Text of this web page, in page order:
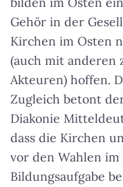
Gehör in der
Kirchen im Osten
(auch mit anderen
Akteuren) hoffen.
Zugleich betont
Diakonie
dass die Kirchen
vor den Wahlen
Bildungsaufgabe